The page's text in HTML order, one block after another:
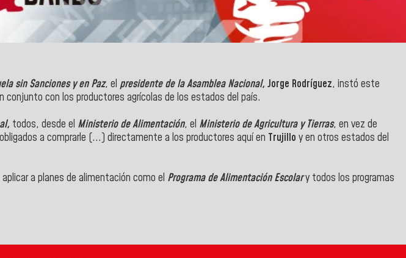
sin Sanciones y en Paz, el presidente de la Asamblea Nacional, Jorge Rodríguez, instó este
con los productores agrícolas de los estados del país.
todos, desde el Ministerio de Alimentación, el Ministerio de Agricultura y Tierras, en vez de
a comprarle (...) directamente a los productores aquí en Trujillo y en otros estados del
a planes de alimentación como el Programa de Alimentación Escolary todos los programas